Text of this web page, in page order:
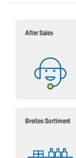
After Sales
Breites Sortiment